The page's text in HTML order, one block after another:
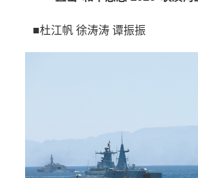
■杜江帆 徐涛涛 谭振振